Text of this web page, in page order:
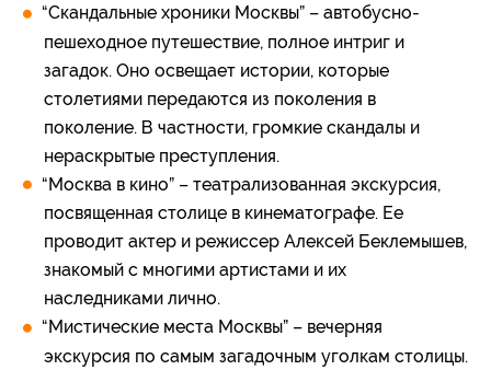
“Скандальные хроники Москвы” – автобусно-
пешеходное путешествие, полное интриг и
загадок. Оно освещает истории, которые
столетиями передаются из поколения в
поколение. В частности, громкие скандалы и
нераскрытые преступления.
“Москва в кино” – театрализованная экскурсия,
посвященная столице в кинематографе. Ее
проводит актер и режиссер Алексей Беклемышев,
знакомый с многими артистами и их
наследниками лично.
“Мистические места Москвы” – вечерняя
экскурсия по самым загадочным уголкам столицы.